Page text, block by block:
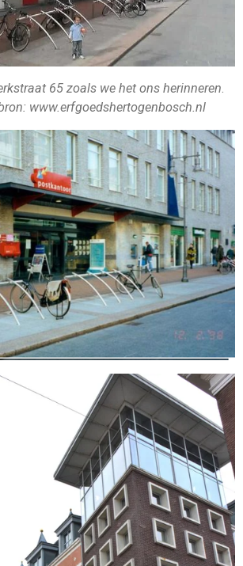
65 zoals we het ons herinneren.
www.erfgoedshertogenbosch.nl